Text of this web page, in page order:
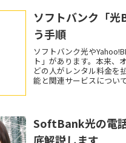
ソフトバンク「
う手順
ソフトバンク光や
ト」があります。本来、
どの人がレンタル料金を
能と関連サービスについ
SoftBank光の電